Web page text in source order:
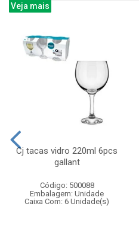
Veja mais
Cj tacas vidro 220ml 6pcs
gallant
Código: 500088
Embalagem: Unidade
Caixa Com: 6 Unidade(s)